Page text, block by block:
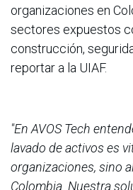
organizaciones en
sectores expuestos
construcción,
reportar a la UIAF.
"En AVOS Tech
lavado de activos es
organizaciones, sino
Colombia. Nuestra